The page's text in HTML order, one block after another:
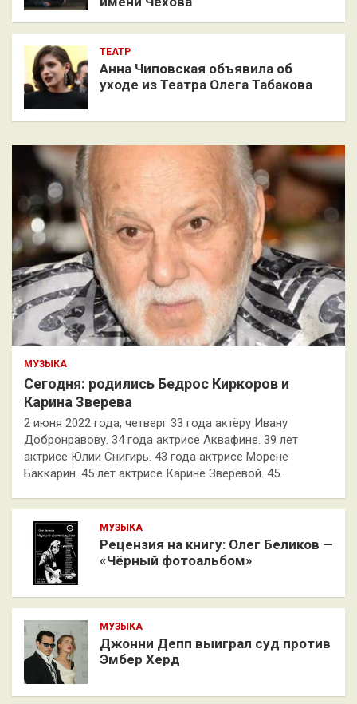
ТЕАТР
Анна Чиповская объявила об
уходе из Театра Олега Табакова
МУЗЫКА
Сегодня: родились Бедрос Киркоров и
Карина Зверева
2 июня 2022 года, четверг 33 года актёру Ивану
Добронравову. 34 года актрисе Аквафине. 39 лет
актрисе Юлии Снигирь. 43 года актрисе Морене
Баккарин. 45 лет актрисе Карине Зверевой. 45…
МУЗЫКА
Рецензия на книгу: Олег Беликов —
«Чёрный фотоальбом»
МУЗЫКА
Джонни Депп выиграл суд против
Эмбер Херд